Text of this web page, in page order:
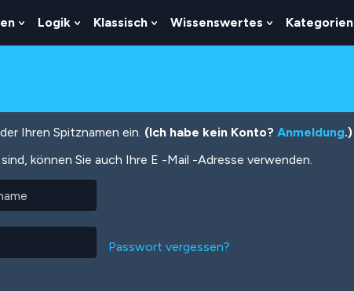
Show
Submenu
Logik
Show
Submenu
Klassisch
Show
Submenu
Wissenswertes
Show
Submenu
Kategorien
Ihren Spitznamen ein. (Ich habe kein Konto? Anmeldung.)
können Sie auch Ihre E -Mail -Adresse verwenden.
Passwort vergessen?